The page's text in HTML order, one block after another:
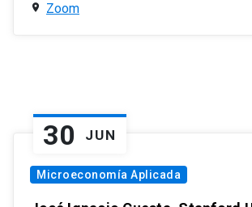
Zoom
30 JUN
Microeconomía Aplicada